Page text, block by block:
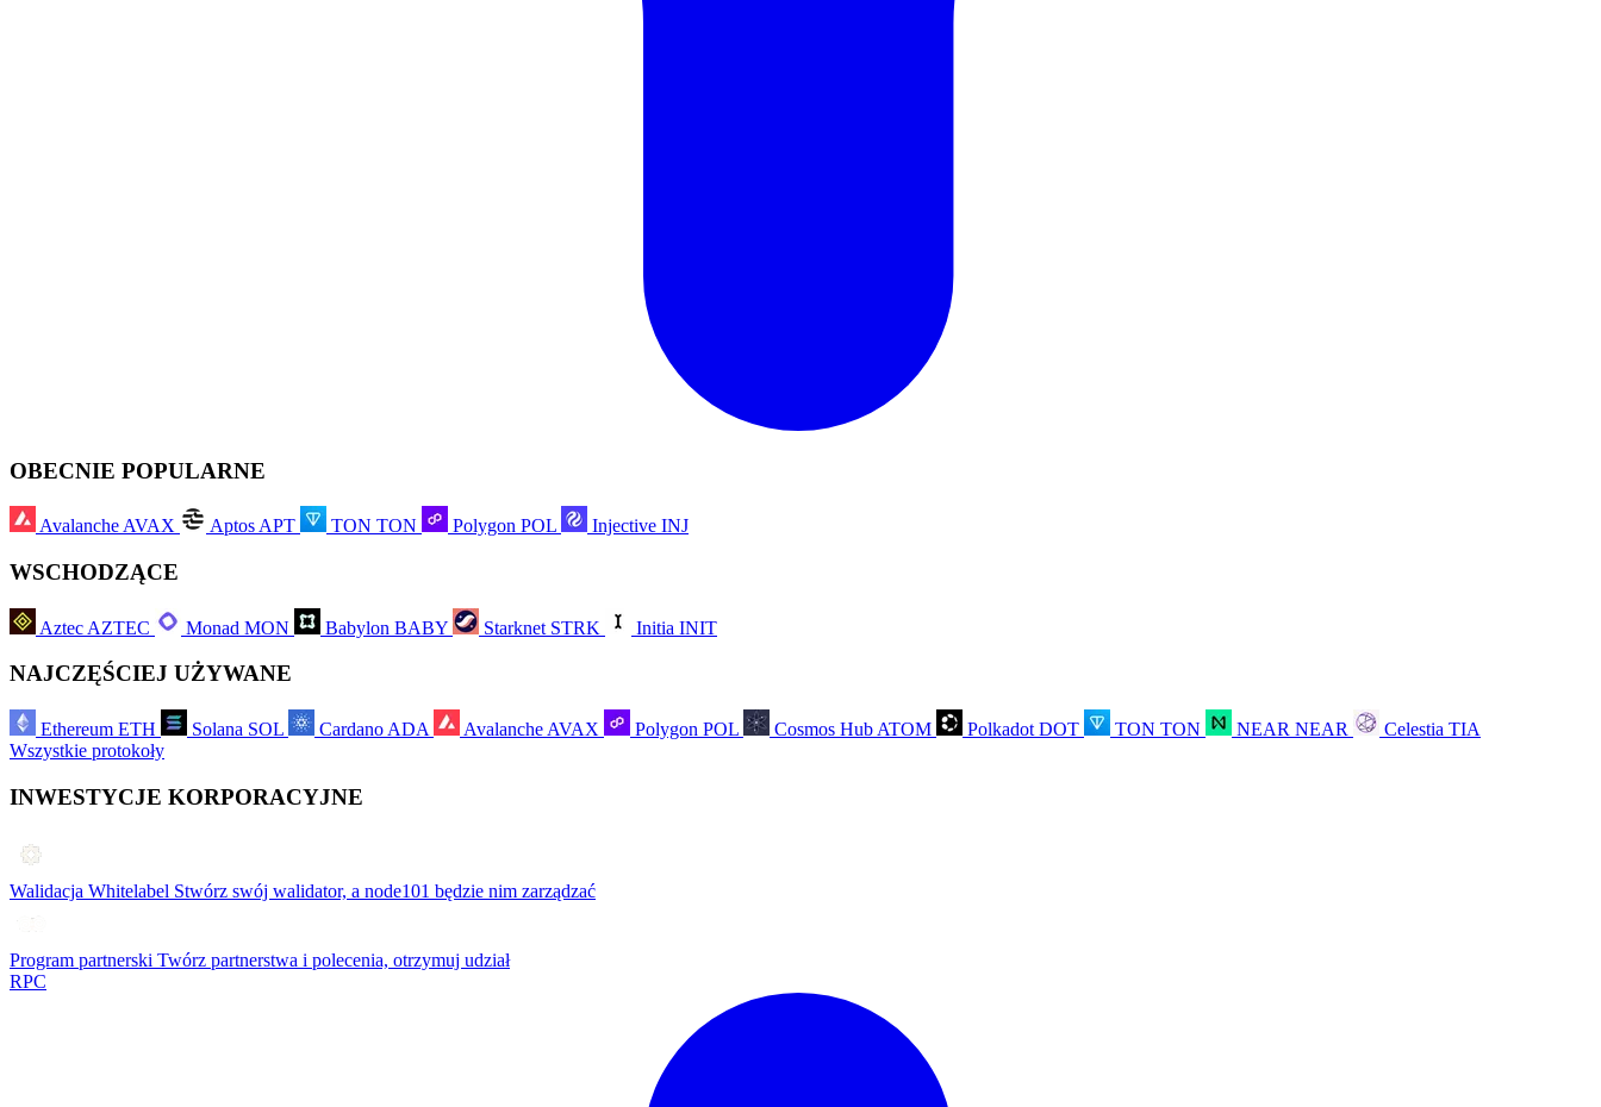
OBECNIE POPULARNE
Avalanche AVAX Aptos APT TON TON Polygon POL Injective INJ
WSCHODZĄCE
Aztec AZTEC Monad MON Babylon BABY Starknet STRK Initia INIT
NAJCZĘŚCIEJ UŻYWANE
Ethereum ETH Solana SOL Cardano ADA Avalanche AVAX Polygon POL Cosmos Hub ATOM Polkadot DOT TON TON NEAR NEAR Celestia TIA
Wszystkie protokoły
INWESTYCJE KORPORACYJNE
Walidacja Whitelabel Stwórz swój walidator, a node101 będzie nim zarządzać
Program partnerski Twórz partnerstwa i polecenia, otrzymuj udział
RPC